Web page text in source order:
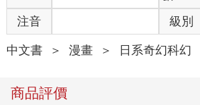
注音 級別
中文書 ＞ 漫畫 ＞ 日系奇幻科幻
商品評價